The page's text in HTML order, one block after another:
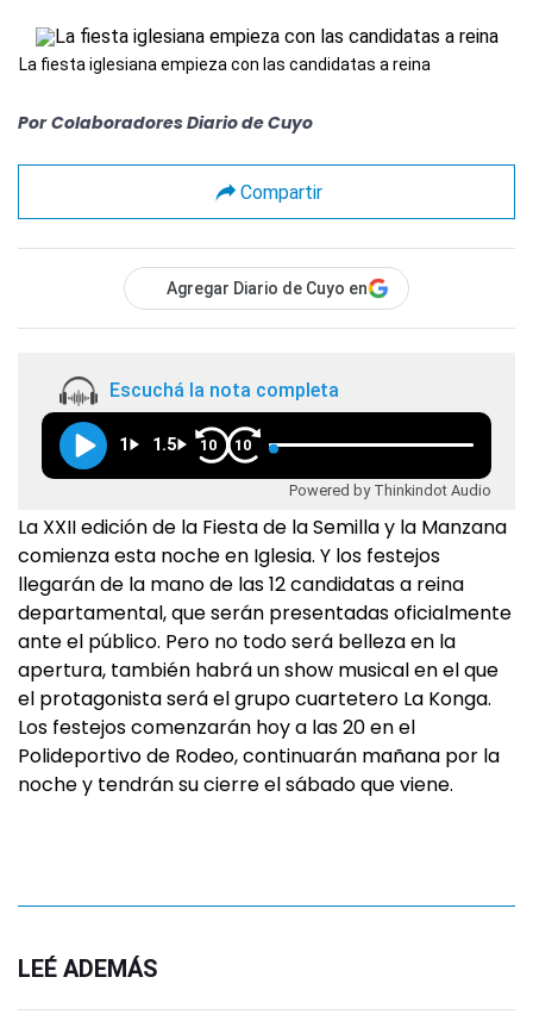
La fiesta iglesiana empieza con las candidatas a reina
Por Colaboradores Diario de Cuyo
Compartir
Agregar Diario de Cuyo en
Escuchá la nota completa
1 1.5 10 10
Powered by Thinkindot Audio
La XXII edición de la Fiesta de la Semilla y la Manzana
comienza esta noche en Iglesia. Y los festejos
llegarán de la mano de las 12 candidatas a reina
departamental, que serán presentadas oficialmente
ante el público. Pero no todo será belleza en la
apertura, también habrá un show musical en el que
el protagonista será el grupo cuartetero La Konga.
Los festejos comenzarán hoy a las 20 en el
Polideportivo de Rodeo, continuarán mañana por la
noche y tendrán su cierre el sábado que viene.
LEÉ ADEMÁS